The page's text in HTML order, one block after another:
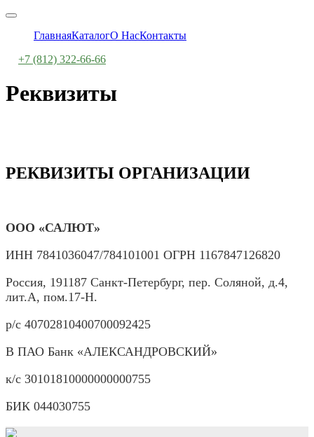
ГлавнаяКаталогО НасКонтакты
+7 (812) 322-66-66
Реквизиты
РЕКВИЗИТЫ ОРГАНИЗАЦИИ
ООО «САЛЮТ»
ИНН 7841036047/784101001 ОГРН 1167847126820
Россия, 191187 Санкт-Петербург, пер. Соляной, д.4,
лит.А, пом.17-Н.
р/с 40702810400700092425
В ПАО Банк «АЛЕКСАНДРОВСКИЙ»
к/с 30101810000000000755
БИК 044030755